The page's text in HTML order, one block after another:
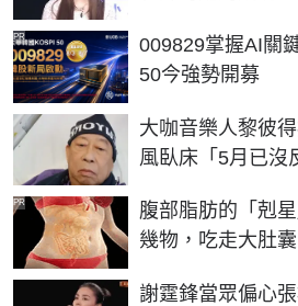
009829掌握AI關
50今強勢開募
PR
大咖音樂人黎彼
風臥床「5月已沒
腹部脂肪的「剋
幾物，吃走大肚
PR
謝霆鋒當眾偏心